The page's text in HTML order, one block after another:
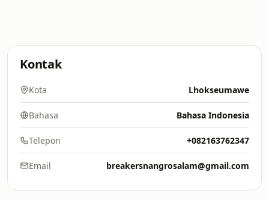
Kontak
Kota Lhokseumawe
Bahasa Bahasa Indonesia
Telepon +082163762347
Email breakersnangrosalam@gmail.com